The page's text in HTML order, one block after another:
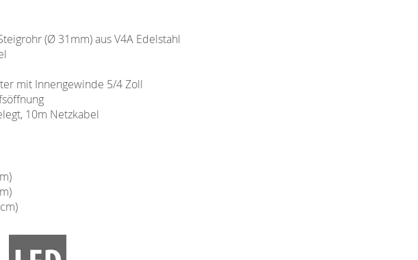
(Ø 31mm) aus V4A Edelstahl
mit Innengewinde 5/4 Zoll
10m Netzkabel